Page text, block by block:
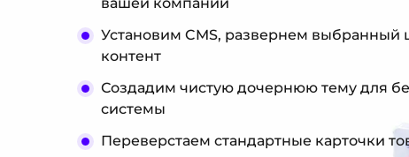
Установим CMS, развернем
контент
Создадим чистую дочернюю тему для
системы
Переверстаем стандартные карточки